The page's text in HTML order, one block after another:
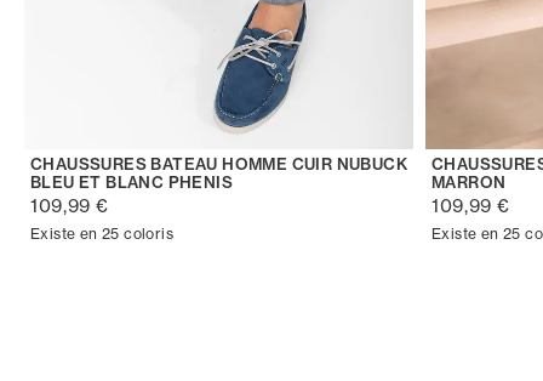
CHAUSSURES BATEAU HOMME CUIR NUBUCK
BLEU ET BLANC PHENIS
109,99 €
Existe en 25 coloris
MARRON
109,99 €
Existe en 25